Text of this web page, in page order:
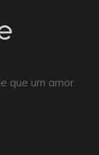
que um amor